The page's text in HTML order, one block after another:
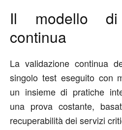
Il modello
continua
La validazione continua
singolo test eseguito con
un insieme di pratiche
una prova costante,
recuperabilità dei servizi